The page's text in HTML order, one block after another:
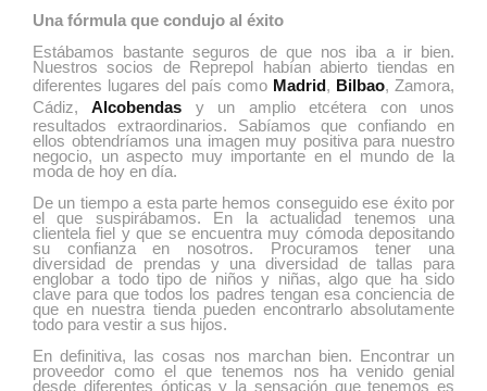
Una fórmula que condujo al éxito
Estábamos bastante seguros de que nos iba a ir bien.
Nuestros socios de Reprepol habían abierto tiendas en
diferentes lugares del país como Madrid, Bilbao, Zamora,
Cádiz,Alcobendas y un amplio etcétera con unos
resultados extraordinarios. Sabíamos que confiando en
ellos obtendríamos una imagen muy positiva para nuestro
negocio, un aspecto muy importante en el mundo de la
moda de hoy en día.
De un tiempo a esta parte hemos conseguido ese éxito por
el que suspirábamos. En la actualidad tenemos una
clientela fiel y que se encuentra muy cómoda depositando
su confianza en nosotros. Procuramos tener una
diversidad de prendas y una diversidad de tallas para
englobar a todo tipo de niños y niñas, algo que ha sido
clave para que todos los padres tengan esa conciencia de
que en nuestra tienda pueden encontrarlo absolutamente
todo para vestir a sus hijos.
En definitiva, las cosas nos marchan bien. Encontrar un
proveedor como el que tenemos nos ha venido genial
desde diferentes ópticas y la sensación que tenemos es